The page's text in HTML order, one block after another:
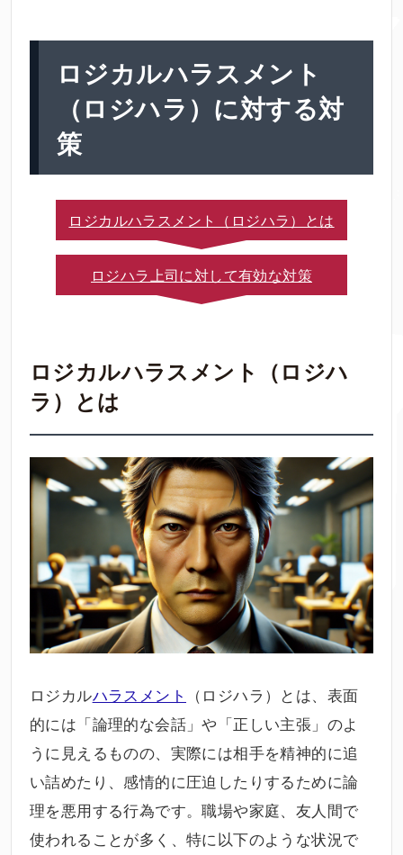
ロジカルハラスメント
（ロジハラ）に対する対
策
ロジカルハラスメント（ロジハラ）とは
ロジハラ上司に対して有効な対策
ロジカルハラスメント（ロジハ
ラ）とは
ロジカルハラスメント （ロジハラ）とは、表面
的には「論理的な会話」や「正しい主張」のよ
うに見えるものの、実際には相手を精神的に追
い詰めたり、感情的に圧迫したりするために論
理を悪用する行為です。職場や家庭、友人間で
使われることが多く、特に以下のような状況で